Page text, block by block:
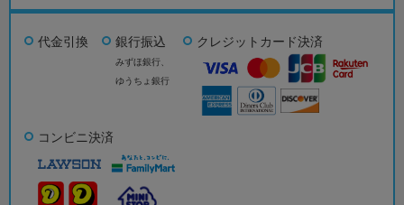
代金引換 銀行振込
みずほ銀行、
ゆうちょ銀行
クレジットカード決済
コンビニ決済